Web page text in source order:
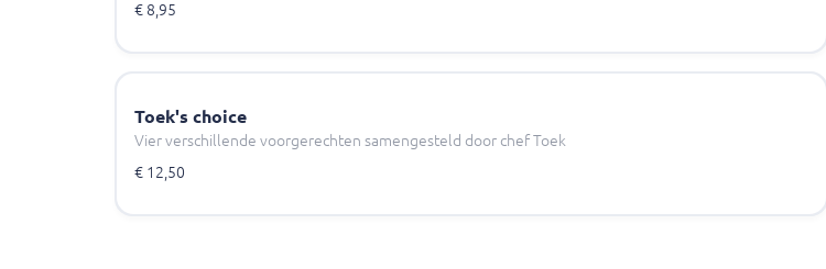
€ 8,95
Toek's choice
Vier verschillende voorgerechten samengesteld door chef Toek
€ 12,50